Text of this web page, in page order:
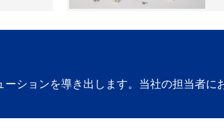
ションを導き出します。当社の担当者に